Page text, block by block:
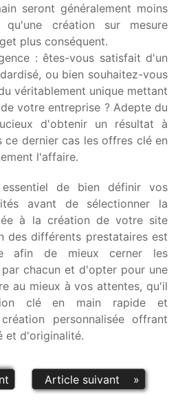
seront généralement moins
qu'une création sur mesure
plus conséquent.
: êtes-vous satisfait d'un
ou bien souhaitez-vous
véritablement unique mettant
votre entreprise ? Adepte du
d'obtenir un résultat à
ce dernier cas les offres clé en
l'affaire.
de bien définir vos
avant de sélectionner la
à la création de votre site
des différents prestataires est
afin de mieux cerner les
chacun et d'opter pour une
au mieux à vos attentes, qu'il
clé en main rapide et
personnalisée offrant
et d'originalité.
Article suivant »